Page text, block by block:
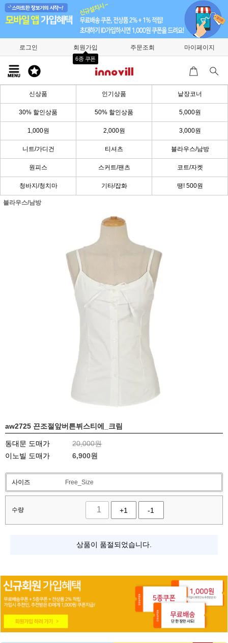
로그인 회원가입
6종 쿠폰
주문조회 마이페이지
신상품 인기상품 낱장코너
30% 할인상품 50% 할인상품 5,000원
1,000원 2,000원 3,000원
니트/가디건 티셔츠 블라우스/남방
원피스 스커트/팬츠 코트/자켓
청바지/청치마 기타/잡화 땡! 500원
블라우스/남방
aw2725 끈조절앞버튼뷔스티에_크림
동대문 도매가
20,000원
이노빌 도매가
6,900원
사이즈 Free_Size
수량 +1 -1
상품이 품절되었습니다.